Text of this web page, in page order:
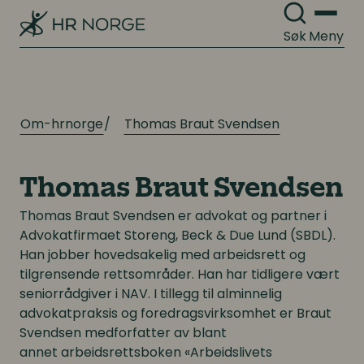
SøkMeny
Digitalisering
Digitale løsninger i virksomheten
Digitalisering
Digitale løsninger i virksomheten
Om-hrnorge Thomas Braut Svendsen
Thomas Braut Svendsen
Thomas Braut Svendsen er advokat og partner i
Advokatfirmaet Storeng, Beck & Due Lund (SBDL).
Han jobber hovedsakelig med arbeidsrett og
tilgrensende rettsområder. Han har tidligere vært
seniorrådgiver i NAV. I tillegg til alminnelig
advokatpraksis og foredragsvirksomhet er Braut
Svendsen medforfatter av blant
annet arbeidsrettsboken «Arbeidslivets